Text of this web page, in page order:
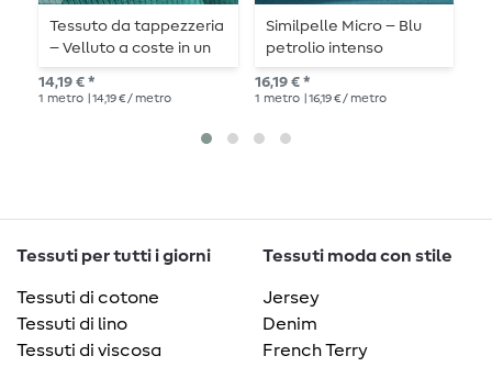
Tessuto da tappezzeria
– Velluto a coste in un
intenso turchese scuro
14,19 € *
1 metro | 14,19 € / metro
Similpelle Micro – Blu
petrolio intenso
16,19 € *
1 metro | 16,19 € / metro
Tessuti per tutti i giorni
Tessuti di cotone
Tessuti di lino
Tessuti di viscosa
Tessuti moda con stile
Jersey
Denim
French Terry